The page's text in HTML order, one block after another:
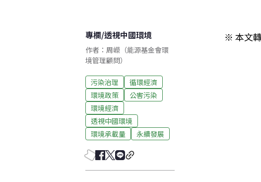
專欄/透視中國環境
作者：周嶸（能源基金會環
境管理顧問）
污染治理
循環經濟
環境政策
公害污染
環境經濟
透視中國環境
環境承載量
永續發展
※ 本文